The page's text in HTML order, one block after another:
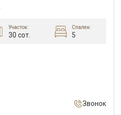
Участок:
30 сот.
Спален:
5
Звонок